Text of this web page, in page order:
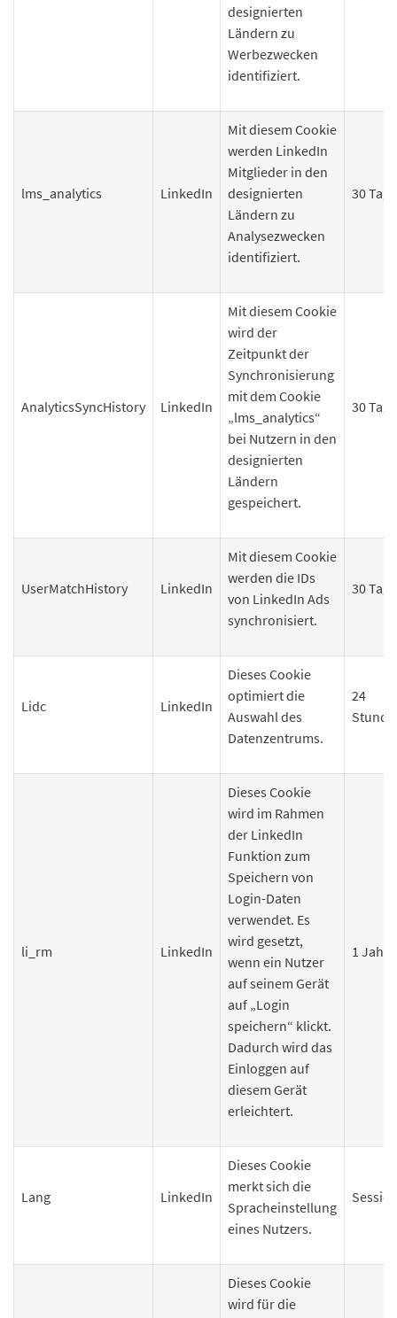
designierten
Ländern zu
Werbezwecken
identifiziert.
lms_analytics LinkedIn
Mit diesem Cookie
werden LinkedIn
Mitglieder in den
designierten
Ländern zu
Analysezwecken
identifiziert.
30 Tage
AnalyticsSyncHistory LinkedIn
Mit diesem Cookie
wird der
Zeitpunkt der
Synchronisierung
mit dem Cookie
„lms_analytics“
bei Nutzern in den
designierten
Ländern
gespeichert.
30 Tage
UserMatchHistory LinkedIn
Mit diesem Cookie
werden die IDs
von LinkedIn Ads
synchronisiert.
30 Tage
Lidc LinkedIn
Dieses Cookie
optimiert die
Auswahl des
Datenzentrums.
24
li_rm LinkedIn
Dieses Cookie
wird im Rahmen
der LinkedIn
Funktion zum
Speichern von
Login-Daten
verwendet. Es
wird gesetzt,
wenn ein Nutzer
auf seinem Gerät
auf „Login
speichern“ klickt.
Dadurch wird das
Einloggen auf
diesem Gerät
erleichtert.
1 Jahr
Lang LinkedIn
Dieses Cookie
merkt sich die
Spracheinstellung
eines Nutzers.
Dieses Cookie
wird für die